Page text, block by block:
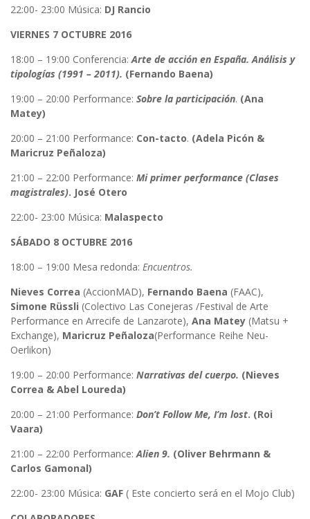
22:00- 23:00 Música: DJ Rancio
VIERNES 7 OCTUBRE 2016
18:00 – 19:00 Conferencia:Arte de acción en España. Análisis y
tipologías (1991 – 2011). (Fernando Baena)
19:00 – 20:00 Performance: Sobre la participación. (Ana
Matey)
20:00 – 21:00 Performance: Con-tacto. (Adela Picón &
Maricruz Peñaloza)
21:00 – 22:00 Performance: Mi primer performance (Clases
magistrales). José Otero
22:00- 23:00 Música: Malaspecto
SÁBADO 8 OCTUBRE 2016
18:00 – 19:00 Mesa redonda: Encuentros.
Nieves Correa (AccionMAD), Fernando Baena (FAAC),
Simone Rüssli (Colectivo Las Conejeras /Festival de Arte
Performance en Arrecife de Lanzarote), Ana Matey (Matsu +
Exchange), Maricruz Peñaloza(Performance Reihe Neu-
Oerlikon)
19:00 – 20:00 Performance: Narrativas del cuerpo. (Nieves
Correa & Abel Loureda)
20:00 – 21:00 Performance: Don’t Follow Me, I’m lost. (Roi
Vaara)
21:00 – 22:00 Performance:Alien 9. (Oliver Behrmann &
Carlos Gamonal)
22:00- 23:00 Música: GAF ( Este concierto será en el Mojo Club)